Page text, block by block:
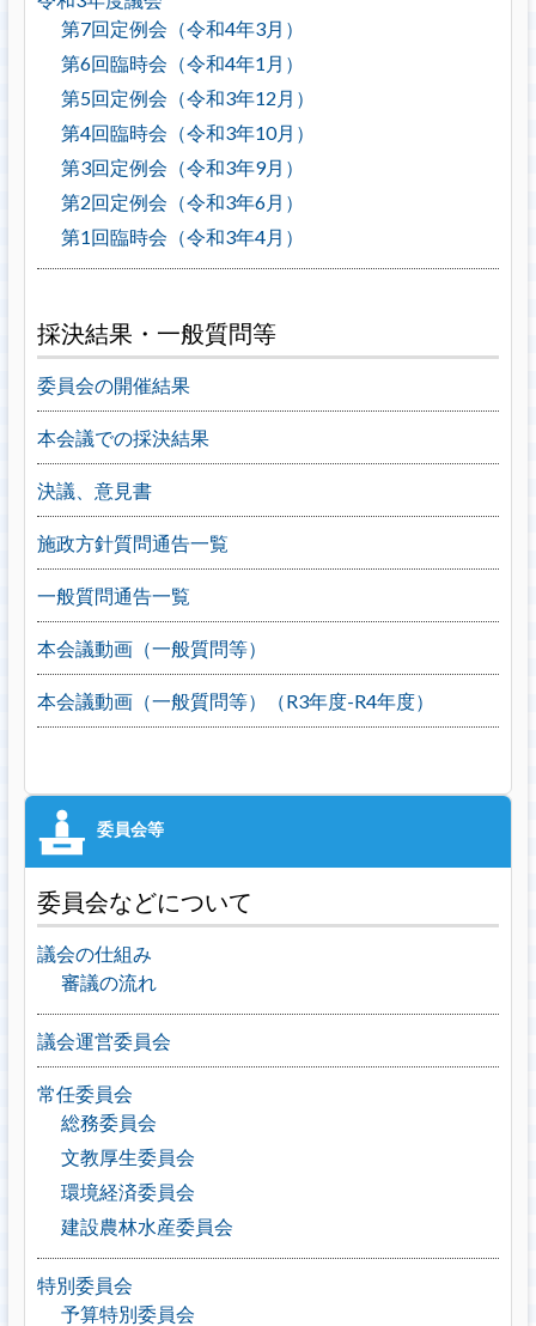
第7回定例会（令和4年3月）
第6回臨時会（令和4年1月）
第5回定例会（令和3年12月）
第4回臨時会（令和3年10月）
第3回定例会（令和3年9月）
第2回定例会（令和3年6月）
第1回臨時会（令和3年4月）
採決結果・一般質問等
委員会の開催結果
本会議での採決結果
決議、意見書
施政方針質問通告一覧
一般質問通告一覧
本会議動画（一般質問等）
本会議動画（一般質問等）（R3年度-R4年度）
委員会などについて
議会の仕組み
審議の流れ
議会運営委員会
常任委員会
総務委員会
文教厚生委員会
環境経済委員会
建設農林水産委員会
特別委員会
予算特別委員会